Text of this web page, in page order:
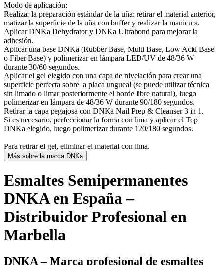
Modo de aplicación:
Realizar la preparación estándar de la uña: retirar el material anterior,
matizar la superficie de la uña con buffer y realizar la manicura.
Aplicar DNKa Dehydrator y DNKa Ultrabond para mejorar la
adhesión.
Aplicar una base DNKa (Rubber Base, Multi Base, Low Acid Base
o Fiber Base) y polimerizar en lámpara LED/UV de 48/36 W
durante 30/60 segundos.
Aplicar el gel elegido con una capa de nivelación para crear una
superficie perfecta sobre la placa ungueal (se puede utilizar técnica
sin limado o limar posteriormente el borde libre natural), luego
polimerizar en lámpara de 48/36 W durante 90/180 segundos.
Retirar la capa pegajosa con DNKa Nail Prep & Cleanser 3 in 1.
Si es necesario, perfeccionar la forma con lima y aplicar el Top
DNKa elegido, luego polimerizar durante 120/180 segundos.
Para retirar el gel, eliminar el material con lima.
Más sobre la marca DNKa
Esmaltes Semipermanentes
DNKA en España –
Distribuidor Profesional en
Marbella
DNKA – Marca profesional de esmaltes